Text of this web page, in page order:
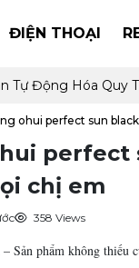
ĐIỆN THOẠI
Tự Động Hóa Quy
ohui perfect sun
perfect
chị em
358 Views
Sản phẩm không thiếu